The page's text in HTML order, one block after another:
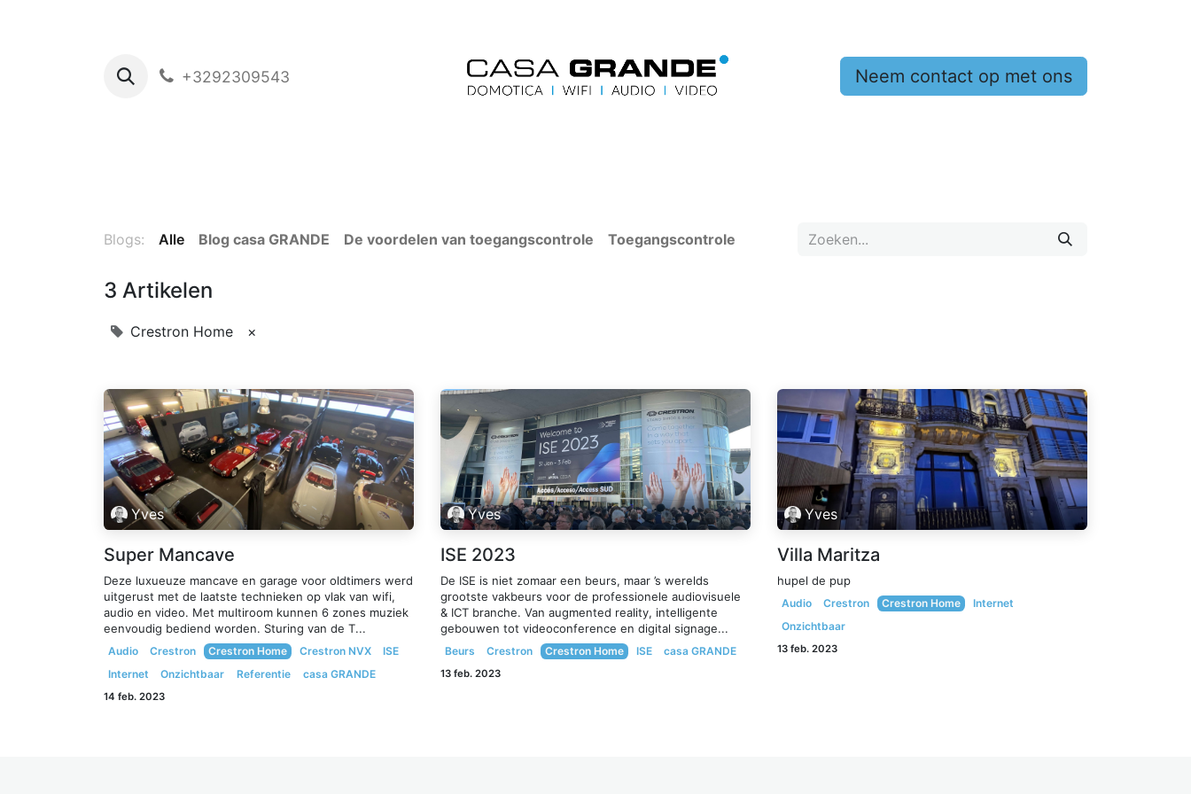
+3292309543 Neem contact op met ons
Blogs: Alle Blog casa GRANDE De voordelen van toegangscontrole Toegangscontrole
3 Artikelen
Crestron Home ×
Yves
Super Mancave
Deze luxueuze mancave en garage voor oldtimers werd
uitgerust met de laatste technieken op vlak van wifi,
audio en video. Met multiroom kunnen 6 zones muziek
eenvoudig bediend worden. Sturing van de T...
Audio Crestron Crestron Home Crestron NVX
ISE
Internet
Onzichtbaar Referentie casa GRANDE
14 feb. 2023
Yves
ISE 2023
De ISE is niet zomaar een beurs, maar ’s werelds
grootste vakbeurs voor de professionele audiovisuele
& ICT branche. Van augmented reality, intelligente
gebouwen tot videoconference en digital signage...
Beurs Crestron Crestron Home ISE casa GRANDE
13 feb. 2023
Yves
Villa Maritza
hupel de pup
Audio Crestron Crestron Home
Internet
Onzichtbaar
13 feb. 2023